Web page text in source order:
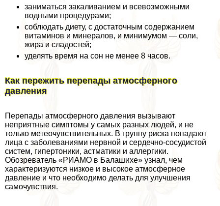
заниматься закаливанием и всевозможными
водными процедypaми;
соблюдать диету, с достаточным содержанием
витаминов и минералов, и минимумом — соли,
жира и сладостей;
уделять время на сон не менее 8 часов.
Как пережить перепады атмосферного
давления
Перепады атмосферного давления вызывают
неприятные симптомы у самых разных людей, и не
только метеочувствительных. В группу риска попадают
лица с заболеваниями нервной и сердечно-сосудистой
систем, гипертоники, астматики и аллергики.
Обозреватель «РИАМО в Балашихе» узнал, чем
хаpaктеризуются низкое и высокое атмосферное
давление и что необходимо делать для улучшения
самочувствия.